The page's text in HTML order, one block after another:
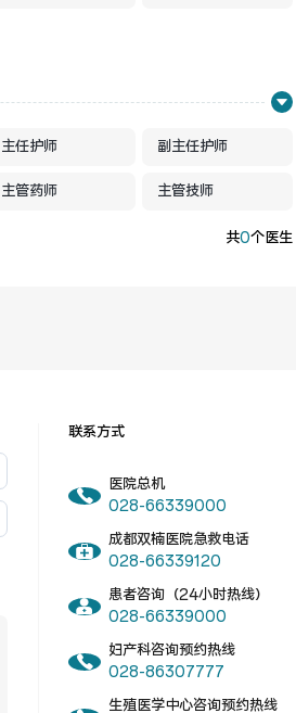
主任护师 副主任护师
主管药师 主管技师
共0个医生
联系方式
医院总机
028-66339000
成都双楠医院急救电话
028-66339120
患者咨询（24小时热线）
028-66339000
妇产科咨询预约热线
028-86307777
生殖医学中心咨询预约热线